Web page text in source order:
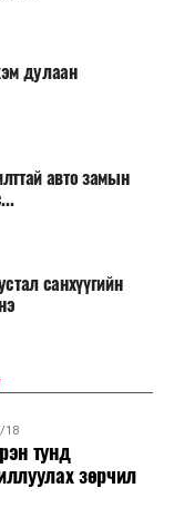
дулаан
авто замын
санхүүгийн
18
тунд
зөрчил